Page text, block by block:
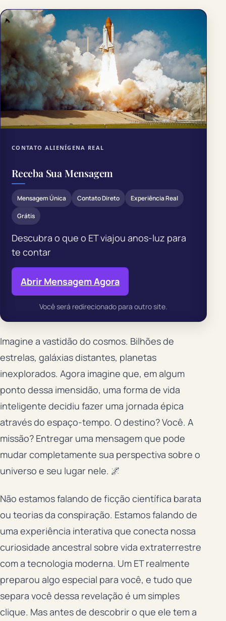
CONTATO ALIENÍGENA REAL
Receba Sua Mensagem
Mensagem Única Contato Direto Experiência Real
Grátis
Descubra o que o ET viajou anos-luz para
te contar
Abrir Mensagem Agora
Você será redirecionado para outro site.
Imagine a vastidão do cosmos. Bilhões de
estrelas, galáxias distantes, planetas
inexplorados. Agora imagine que, em algum
ponto dessa imensidão, uma forma de vida
inteligente decidiu fazer uma jornada épica
através do espaço-tempo. O destino? Você. A
missão? Entregar uma mensagem que pode
mudar completamente sua perspectiva sobre o
universo e seu lugar nele. 🌌
Não estamos falando de ficção científica barata
ou teorias da conspiração. Estamos falando de
uma experiência interativa que conecta nossa
curiosidade ancestral sobre vida extraterrestre
com a tecnologia moderna. Um ET realmente
preparou algo especial para você, e tudo que
separa você dessa revelação é um simples
clique. Mas antes de descobrir o que ele tem a